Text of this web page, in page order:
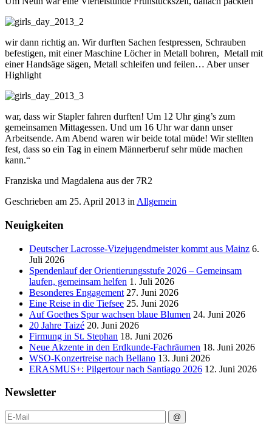
wir dann richtig an. Wir durften Sachen festpressen, Schrauben
befestigen, mit einer Maschine Löcher in Metall bohren, Metall mit
einer Handsäge sägen, Metall schleifen und feilen… Aber unser
Highlight
war, dass wir Stapler fahren durften! Um 12 Uhr ging’s zum
gemeinsamen Mittagessen. Und um 16 Uhr war dann unser
Arbeitsende. Am Abend waren wir beide total müde! Wir stellten
fest, dass so ein Tag in einem Männerberuf sehr müde machen
kann.“
Franziska und Magdalena aus der 7R2
Geschrieben am 25. April 2013 in Allgemein
Neuigkeiten
Deutscher Lacrosse-Vizejugendmeister kommt aus Mainz 6.
Juli 2026
Spendenlauf der Orientierungsstufe 2026 – Gemeinsam
laufen, gemeinsam helfen 1. Juli 2026
Besonderes Engagement 27. Juni 2026
Eine Reise in die Tiefsee 25. Juni 2026
Auf Goethes Spur wachsen blaue Blumen 24. Juni 2026
20 Jahre Taizé 20. Juni 2026
Firmung in St. Stephan 18. Juni 2026
Neue Akzente in den Erdkunde‑Fachräumen 18. Juni 2026
WSO-Konzertreise nach Bellano 13. Juni 2026
ERASMUS+: Pilgertour nach Santiago 2026 12. Juni 2026
Newsletter